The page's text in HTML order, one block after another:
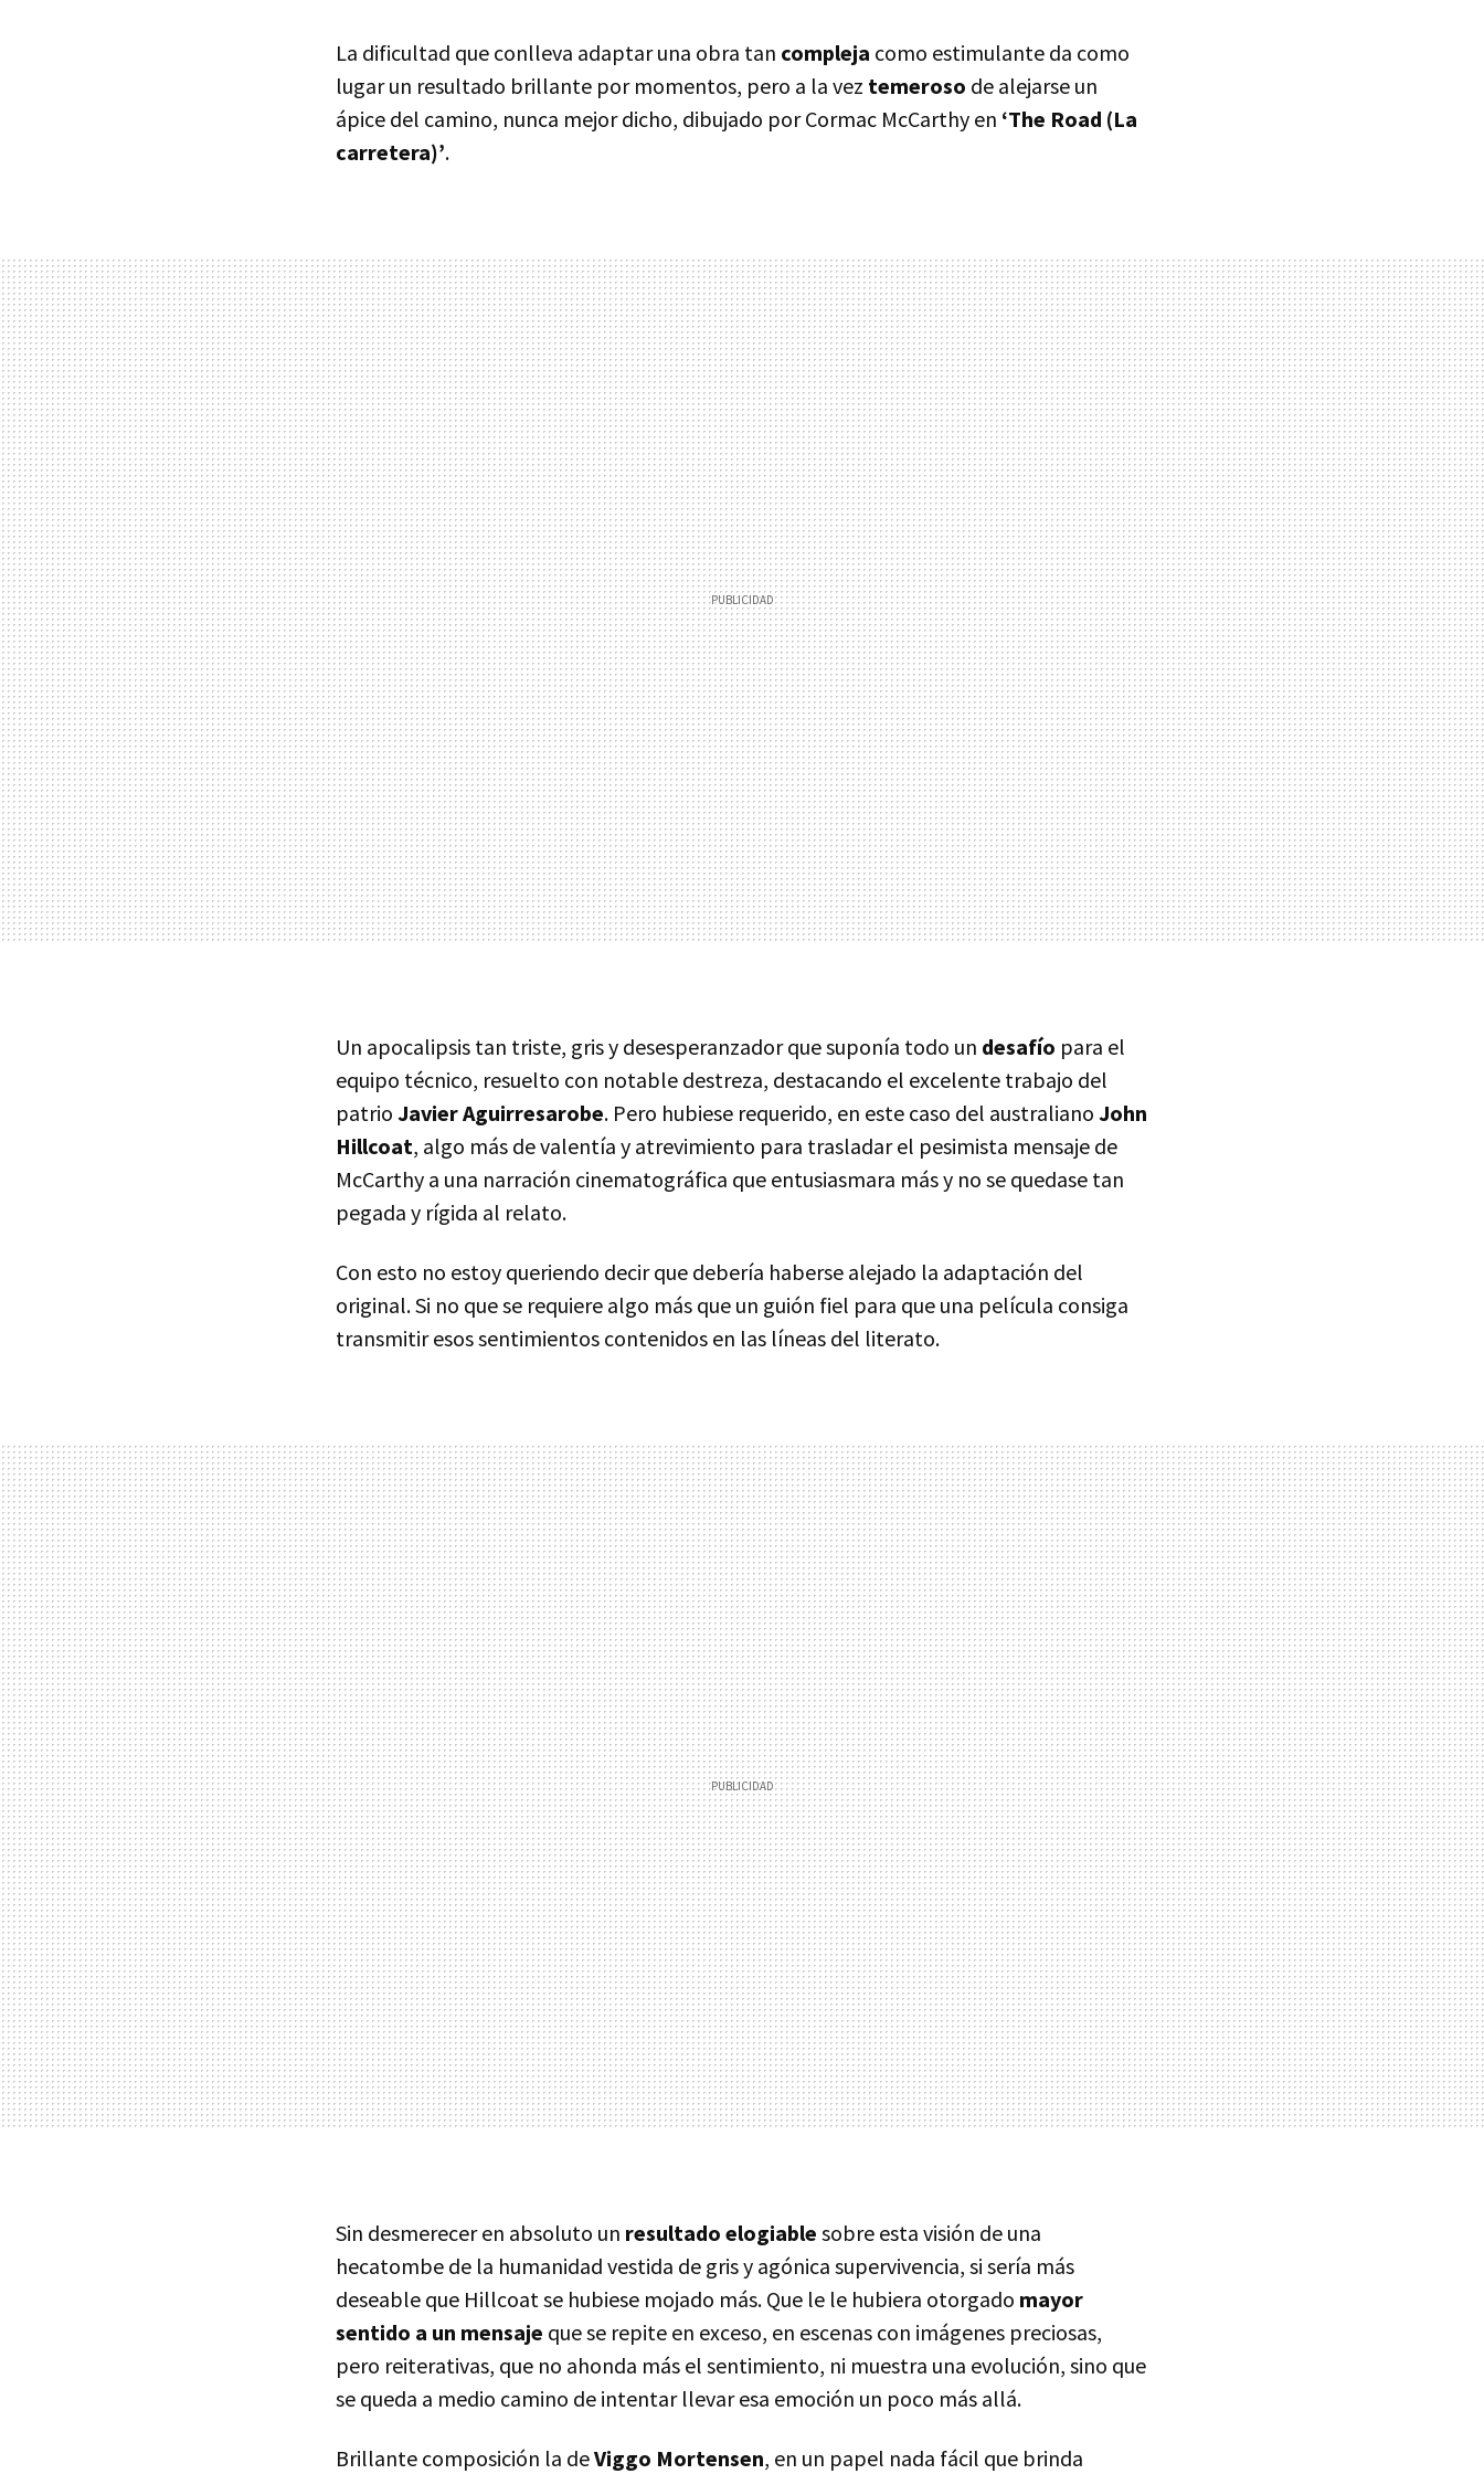
La dificultad que conlleva adaptar una obra tan compleja como estimulante da como
lugar un resultado brillante por momentos, pero a la vez temeroso de alejarse un
ápice del camino, nunca mejor dicho, dibujado por Cormac McCarthy en ‘The Road (La
carretera)’.
Un apocalipsis tan triste, gris y desesperanzador que suponía todo un desafío para el
equipo técnico, resuelto con notable destreza, destacando el excelente trabajo del
patrio Javier Aguirresarobe. Pero hubiese requerido, en este caso del australiano John
Hillcoat, algo más de valentía y atrevimiento para trasladar el pesimista mensaje de
McCarthy a una narración cinematográfica que entusiasmara más y no se quedase tan
pegada y rígida al relato.
Con esto no estoy queriendo decir que debería haberse alejado la adaptación del
original. Si no que se requiere algo más que un guión fiel para que una película consiga
transmitir esos sentimientos contenidos en las líneas del literato.
Sin desmerecer en absoluto un resultado elogiable sobre esta visión de una
hecatombe de la humanidad vestida de gris y agónica supervivencia, si sería más
deseable que Hillcoat se hubiese mojado más. Que le le hubiera otorgado mayor
sentido a un mensaje que se repite en exceso, en escenas con imágenes preciosas,
pero reiterativas, que no ahonda más el sentimiento, ni muestra una evolución, sino que
se queda a medio camino de intentar llevar esa emoción un poco más allá.
Brillante composición la deViggo Mortensen, en un papel nada fácil que brinda